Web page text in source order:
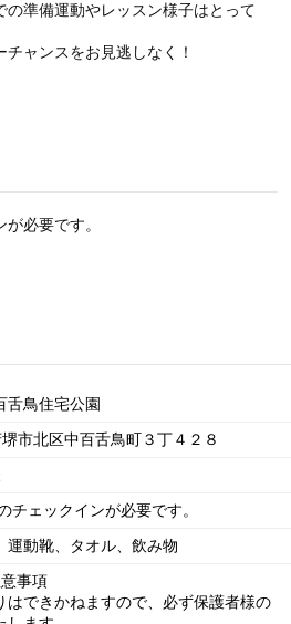
の準備運動やレッスン様子はとって
ャンスをお見逃しなく！
必要です。
舌鳥住宅公園
市北区中百舌鳥町３丁４２８
ェックインが必要です。
運動靴、タオル、飲み物
事項
できかねますので、必ず保護者様の